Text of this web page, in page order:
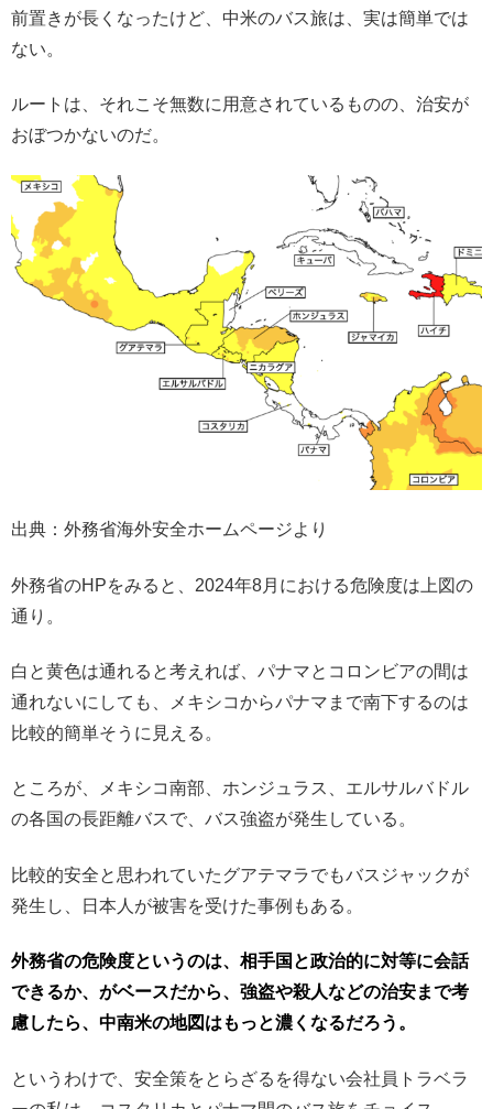
前置きが長くなったけど、中米のバス旅は、実は簡単では
ない。
ルートは、それこそ無数に用意されているものの、治安が
おぼつかないのだ。
出典：外務省海外安全ホームページより
外務省のHPをみると、2024年8月における危険度は上図の
通り。
白と黄色は通れると考えれば、パナマとコロンビアの間は
通れないにしても、メキシコからパナマまで南下するのは
比較的簡単そうに見える。
ところが、メキシコ南部、ホンジュラス、エルサルバドル
の各国の長距離バスで、バス強盗が発生している。
比較的安全と思われていたグアテマラでもバスジャックが
発生し、日本人が被害を受けた事例もある。
外務省の危険度というのは、相手国と政治的に対等に会話
できるか、がベースだから、強盗や殺人などの治安まで考
慮したら、中南米の地図はもっと濃くなるだろう。
というわけで、安全策をとらざるを得ない会社員トラベラ